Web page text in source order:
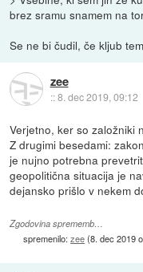
brez sramu snamem na
Se ne bi čudil, če kljub
zee
::8. dec 2019, 09:12
Verjetno, ker so založniki
Z drugimi besedami:
je nujno potrebna
geopolitična situacija je
dejansko prišlo v nekem
Zgodovina sprememb…
spremenilo:zee(8. dec 2019